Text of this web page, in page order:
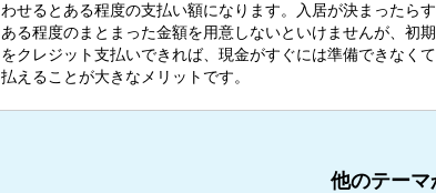
わせるとある程度の支払い額になります。入居が決まったら
ある程度のまとまった金額を用意しないといけませんが、初
をクレジット支払いできれば、現金がすぐには準備できなく
払えることが大きなメリットです。
他のテーマ